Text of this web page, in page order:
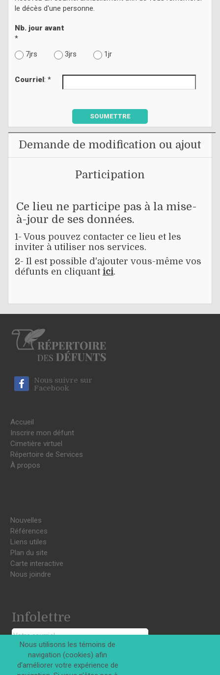
le décès d'une personne.
Nb. jour avant
*
7jrs
3jrs 1jr
Courriel: *
SOUMETTRE
Demande de modification ou ajout
Participation
Ce lieu ne participe pas à la mise-
à-jour de ses données.
1- Vous pouvez contacter ce lieu et les
inviter à utiliser nos services.
2- Il est possible d'ajouter vous-même vos
défunts en cliquant ici.
Nous suivre sur
Facebook
Accueil
Inscrire mon défunt
Cimetière virtuel
Répertoire de Services
À propos
Nouvelles
Références
Liens utiles
Plan du site
Carte interactive
Nous joindre
Infolettre
S'INSCRIRE
Nous utilisons les témoins de
navigation (cookies) afin
d'améliorer votre expérience de